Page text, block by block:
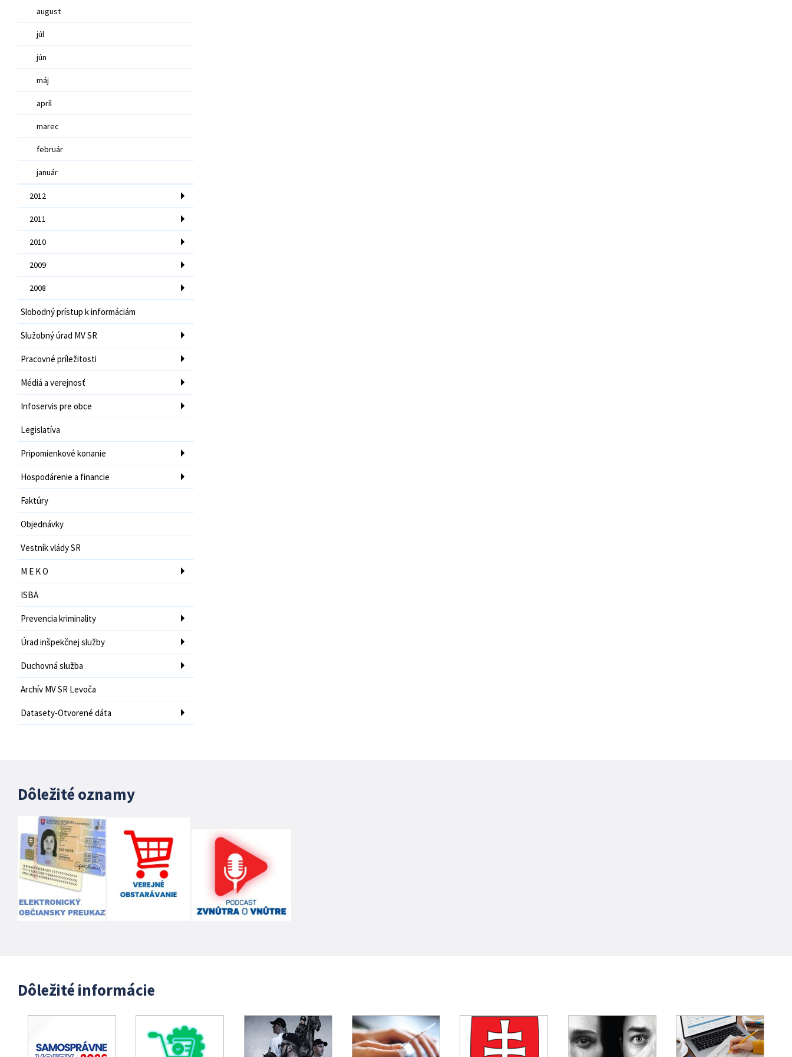
august
júl
jún
máj
apríl
marec
február
január
2012
2011
2010
2009
2008
Slobodný prístup k informáciám
Služobný úrad MV SR
Pracovné príležitosti
Médiá a verejnosť
Infoservis pre obce
Legislatíva
Pripomienkové konanie
Hospodárenie a financie
Faktúry
Objednávky
Vestník vlády SR
M E K O
ISBA
Prevencia kriminality
Úrad inšpekčnej služby
Duchovná služba
Archív MV SR Levoča
Datasety-Otvorené dáta
Dôležité oznamy
Dôležité informácie